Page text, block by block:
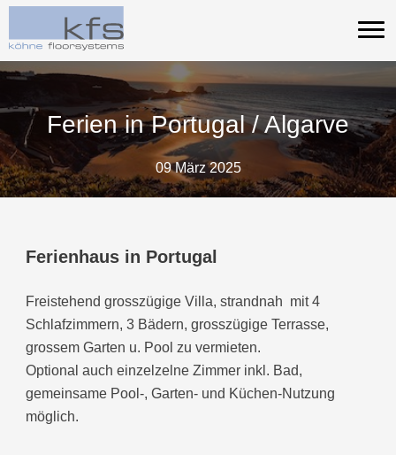
Zum
Ferien in Portugal / Algarve
09 März 2025
Ferienhaus in Portugal
Freistehend grosszügige Villa, strandnah mit 4
Schlafzimmern, 3 Bädern, grosszügige Terrasse,
grossem Garten u. Pool zu vermieten.
Optional auch einzelzelne Zimmer inkl. Bad,
gemeinsame Pool-, Garten- und Küchen-Nutzung
möglich.